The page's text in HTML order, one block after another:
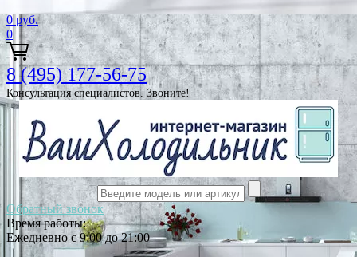
0 руб.
0
8 (495) 177-56-75
Консультация специалистов. Звоните!
Обратный звонок
Время работы:
Ежедневно с 9:00 до 21:00